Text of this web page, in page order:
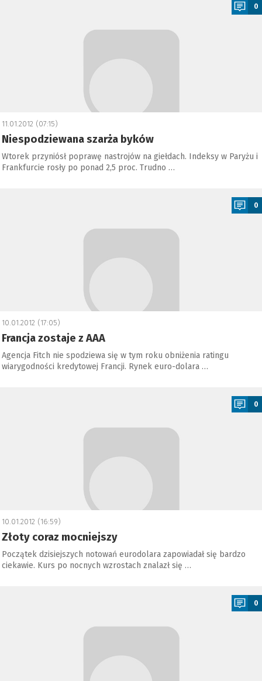
0
11.01.2012 (07:15)
Niespodziewana szarża byków
Wtorek przyniósł poprawę nastrojów na giełdach. Indeksy w Paryżu i
Frankfurcie rosły po ponad 2,5 proc. Trudno …
0
10.01.2012 (17:05)
Francja zostaje z AAA
Agencja Fitch nie spodziewa się w tym roku obniżenia ratingu
wiarygodności kredytowej Francji. Rynek euro-dolara …
0
10.01.2012 (16:59)
Złoty coraz mocniejszy
Początek dzisiejszych notowań eurodolara zapowiadał się bardzo
ciekawie. Kurs po nocnych wzrostach znalazł się …
0